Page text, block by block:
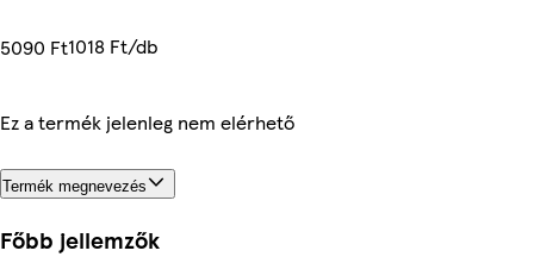
5090 Ft1018 Ft/db
Ez a termék jelenleg nem elérhető
Termék megnevezés
Főbb jellemzők